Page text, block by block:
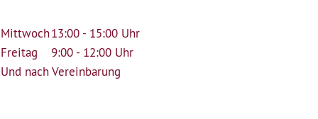
Mittwoch13:00 - 15:00 Uhr
Freitag
9:00 - 12:00 Uhr
Und nach Vereinbarung